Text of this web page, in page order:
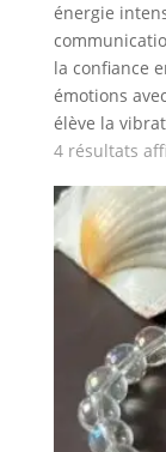
énergie
la confiance
émotions
élève la
4 résultats